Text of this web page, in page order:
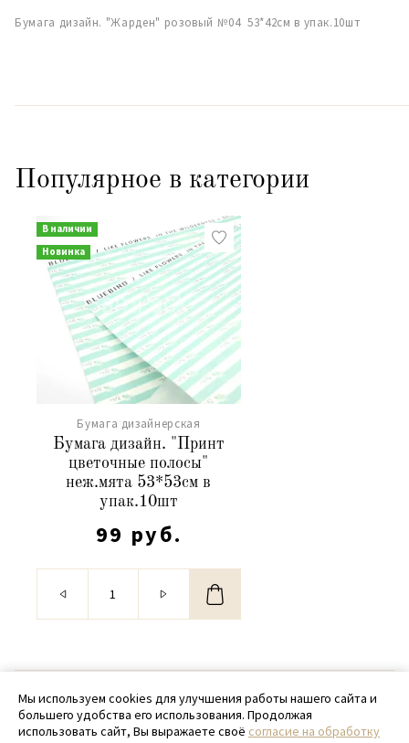
Бумага дизайн. "Жарден" розовый №04 53*42см в упак.10шт
Популярное в категории
В наличии
Новинка
Бумага дизайнерская
Бумага дизайн. "Принт
цветочные полосы"
неж.мята 53*53см в
упак.10шт
99 руб.
© 2020 - 2026 SamPack
+ 7 (918) 699-97-87
Мы используем cookies для улучшения работы нашего сайта и
большего удобства его использования. Продолжая
использовать сайт, Вы выражаете своё согласие на обработку